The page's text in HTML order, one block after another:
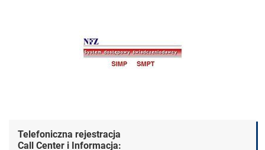
Dane kontaktowe
Telefoniczna rejestracja
Call Center i Informacja: